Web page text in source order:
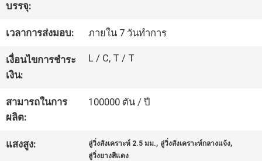
ควบคุม
คุณภาพ
ติดต่อ
บรรจุ:
เวลาการส่งมอบ: ภายใน 7 วันทำการ
เงื่อนไขการชำระ
เงิน:
L / C, T / T
สามารถในการ
ผลิต:
100000 ตัน / ปี
แสงสูง: ลู่วิ่งสังเคราะห์ 2.5 มม., ลู่วิ่งสังเคราะห์กลางแจ้ง,
ลู่วิ่งยางสีแดง